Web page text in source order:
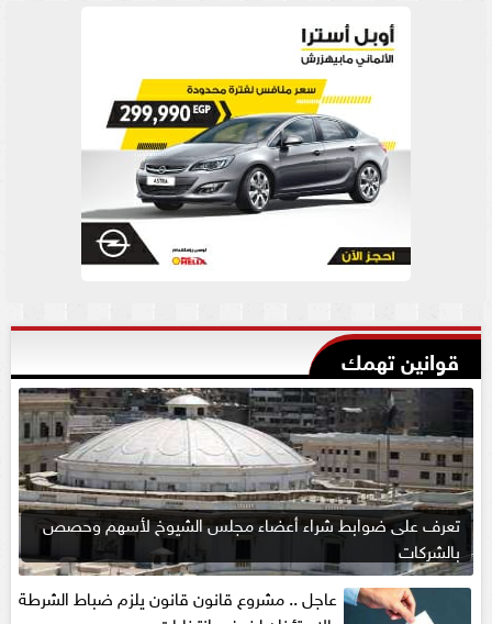
قوانين تهمك
تعرف على ضوابط شراء أعضاء مجلس الشيوخ لأسهم وحصص
بالشركات
عاجل .. مشروع قانون قانون يلزم ضباط الشرطة